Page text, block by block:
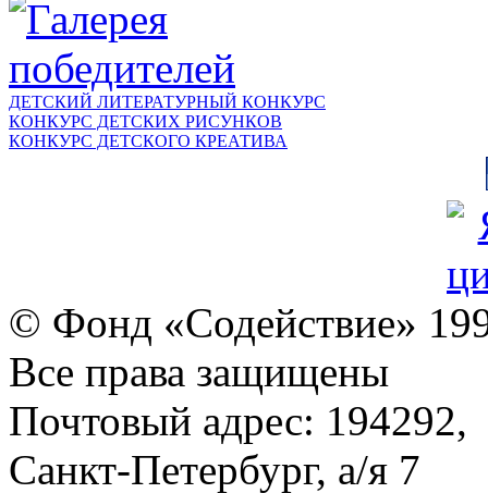
ДЕТСКИЙ ЛИТЕРАТУРНЫЙ КОНКУРС
КОНКУРС ДЕТСКИХ РИСУНКОВ
КОНКУРС ДЕТСКОГО КРЕАТИВА
© Фонд «Содействие»
Все права защищены
Почтовый адрес: 194292,
Санкт-Петербург, а/я 7